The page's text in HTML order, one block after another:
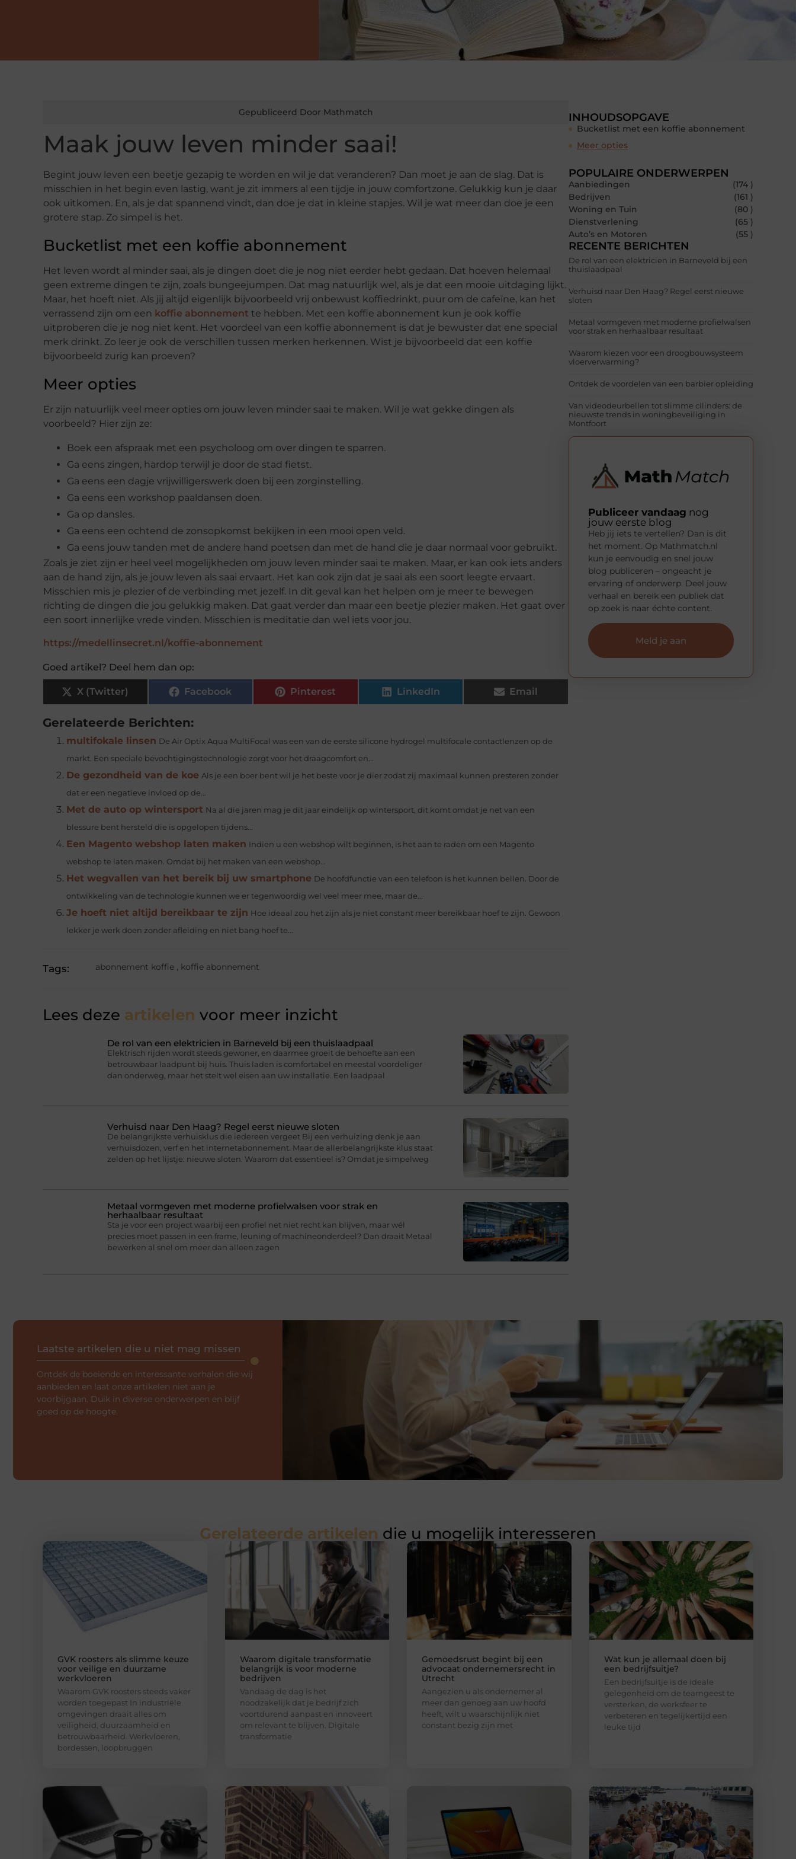
Gepubliceerd Door Mathmatch
Maak jouw leven minder saai!
Begint jouw leven een beetje gezapig te worden en wil je dat veranderen? Dan moet je aan de slag. Dat is
misschien in het begin even lastig, want je zit immers al een tijdje in jouw comfortzone. Gelukkig kun je daar
ook uitkomen. En, als je dat spannend vindt, dan doe je dat in kleine stapjes. Wil je wat meer dan doe je een
grotere stap. Zo simpel is het.
Bucketlist met een koffie abonnement
Het leven wordt al minder saai, als je dingen doet die je nog niet eerder hebt gedaan. Dat hoeven helemaal
geen extreme dingen te zijn, zoals bungeejumpen. Dat mag natuurlijk wel, als je dat een mooie uitdaging lijkt.
Maar, het hoeft niet. Als jij altijd eigenlijk bijvoorbeeld vrij onbewust koffiedrinkt, puur om de cafeïne, kan het
verrassend zijn om een koffie abonnement te hebben. Met een koffie abonnement kun je ook koffie
uitproberen die je nog niet kent. Het voordeel van een koffie abonnement is dat je bewuster dat ene special
merk drinkt. Zo leer je ook de verschillen tussen merken herkennen. Wist je bijvoorbeeld dat een koffie
bijvoorbeeld zurig kan proeven?
Meer opties
Er zijn natuurlijk veel meer opties om jouw leven minder saai te maken. Wil je wat gekke dingen als
voorbeeld? Hier zijn ze:
Boek een afspraak met een psycholoog om over dingen te sparren.
Ga eens zingen, hardop terwijl je door de stad fietst.
Ga eens een dagje vrijwilligerswerk doen bij een zorginstelling.
Ga eens een workshop paaldansen doen.
Ga op dansles.
Ga eens een ochtend de zonsopkomst bekijken in een mooi open veld.
Ga eens jouw tanden met de andere hand poetsen dan met de hand die je daar normaal voor gebruikt.
Zoals je ziet zijn er heel veel mogelijkheden om jouw leven minder saai te maken. Maar, er kan ook iets anders
aan de hand zijn, als je jouw leven als saai ervaart. Het kan ook zijn dat je saai als een soort leegte ervaart.
Misschien mis je plezier of de verbinding met jezelf. In dit geval kan het helpen om je meer te bewegen
richting de dingen die jou gelukkig maken. Dat gaat verder dan maar een beetje plezier maken. Het gaat over
een soort innerlijke vrede vinden. Misschien is meditatie dan wel iets voor jou.
https://medellinsecret.nl/koffie-abonnement
Goed artikel? Deel hem dan op:
X (Twitter) Facebook Pinterest LinkedIn Email
Gerelateerde Berichten:
multifokale linsen De Air Optix Aqua MultiFocal was een van de eerste silicone hydrogel multifocale contactlenzen op de
markt. Een speciale bevochtigingstechnologie zorgt voor het draagcomfort en...
De gezondheid van de koe Als je een boer bent wil je het beste voor je dier zodat zij maximaal kunnen presteren zonder
dat er een negatieve invloed op de...
Met de auto op wintersport Na al die jaren mag je dit jaar eindelijk op wintersport, dit komt omdat je net van een
blessure bent hersteld die is opgelopen tijdens...
Een Magento webshop laten maken Indien u een webshop wilt beginnen, is het aan te raden om een Magento
webshop te laten maken. Omdat bij het maken van een webshop...
Het wegvallen van het bereik bij uw smartphone De hoofdfunctie van een telefoon is het kunnen bellen. Door de
ontwikkeling van de technologie kunnen we er tegenwoordig wel veel meer mee, maar de...
Je hoeft niet altijd bereikbaar te zijn Hoe ideaal zou het zijn als je niet constant meer bereikbaar hoef te zijn. Gewoon
lekker je werk doen zonder afleiding en niet bang hoef te...
Tags: abonnement koffie, koffie abonnement
Lees deze artikelen voor meer inzicht
De rol van een elektricien in Barneveld bij een thuislaadpaal
Elektrisch rijden wordt steeds gewoner, en daarmee groeit de behoefte aan een
betrouwbaar laadpunt bij huis. Thuis laden is comfortabel en meestal voordeliger
dan onderweg, maar het stelt wel eisen aan uw installatie. Een laadpaal
Verhuisd naar Den Haag? Regel eerst nieuwe sloten
De belangrijkste verhuisklus die iedereen vergeet Bij een verhuizing denk je aan
verhuisdozen, verf en het internetabonnement. Maar de allerbelangrijkste klus staat
zelden op het lijstje: nieuwe sloten. Waarom dat essentieel is? Omdat je simpelweg
Metaal vormgeven met moderne profielwalsen voor strak en
herhaalbaar resultaat
Sta je voor een project waarbij een profiel net niet recht kan blijven, maar wél
precies moet passen in een frame, leuning of machineonderdeel? Dan draait Metaal
bewerken al snel om meer dan alleen zagen
INHOUDSOPGAVE
Bucketlist met een koffie abonnement
Meer opties
POPULAIRE ONDERWERPEN
Aanbiedingen
(174 )
Bedrijven
(161 )
Woning en Tuin
(80 )
Dienstverlening
(65 )
Auto’s en Motoren
(55 )
RECENTE BERICHTEN
De rol van een elektricien in Barneveld bij een
thuislaadpaal
Verhuisd naar Den Haag? Regel eerst nieuwe
sloten
Metaal vormgeven met moderne profielwalsen
voor strak en herhaalbaar resultaat
Waarom kiezen voor een droogbouwsysteem
vloerverwarming?
Ontdek de voordelen van een barbier opleiding
Van videodeurbellen tot slimme cilinders: de
nieuwste trends in woningbeveiliging in
Montfoort
Publiceer vandaag nog
jouw eerste blog
Heb jij iets te vertellen? Dan is dit
het moment. Op Mathmatch.nl
kun je eenvoudig en snel jouw
blog publiceren – ongeacht je
ervaring of onderwerp. Deel jouw
verhaal en bereik een publiek dat
op zoek is naar échte content.
Meld je aan
Laatste artikelen die u niet mag missen
Ontdek de boeiende en interessante verhalen die wij
aanbieden en laat onze artikelen niet aan je
voorbijgaan. Duik in diverse onderwerpen en blijf
goed op de hoogte.
Gerelateerde artikelen die u mogelijk interesseren
GVK roosters als slimme keuze
voor veilige en duurzame
werkvloeren
Waarom GVK roosters steeds vaker
worden toegepast In industriële
omgevingen draait alles om
veiligheid, duurzaamheid en
betrouwbaarheid. Werkvloeren,
bordessen, loopbruggen
Waarom digitale transformatie
belangrijk is voor moderne
bedrijven
Vandaag de dag is het
noodzakelijk dat je bedrijf zich
voortdurend aanpast en innoveert
om relevant te blijven. Digitale
transformatie
Gemoedsrust begint bij een
advocaat ondernemersrecht in
Utrecht
Aangezien u als ondernemer al
meer dan genoeg aan uw hoofd
heeft, wilt u waarschijnlijk niet
constant bezig zijn met
Wat kun je allemaal doen bij
een bedrijfsuitje?
Een bedrijfsuitje is de ideale
gelegenheid om de teamgeest te
versterken, de werksfeer te
verbeteren en tegelijkertijd een
leuke tijd